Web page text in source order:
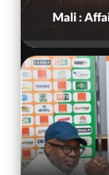
Mali :